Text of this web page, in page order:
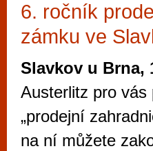
6. ročník
zámku ve
Slavkov u Brna,
Austerlitz pro
„prodejní
na ní můžete
Mimo jiné je ale